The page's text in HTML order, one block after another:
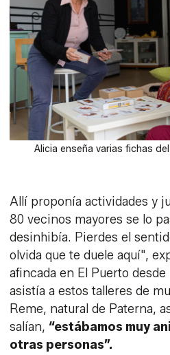
Alicia enseña varias fichas
Allí proponía actividades y
80 vecinos mayores se lo
desinhibía. Pierdes el
olvida que te duele aquí",
afincada en El Puerto
asistía a estos talleres de
Reme, natural de Paterna,
salían,“estábamos muy
otras personas”.